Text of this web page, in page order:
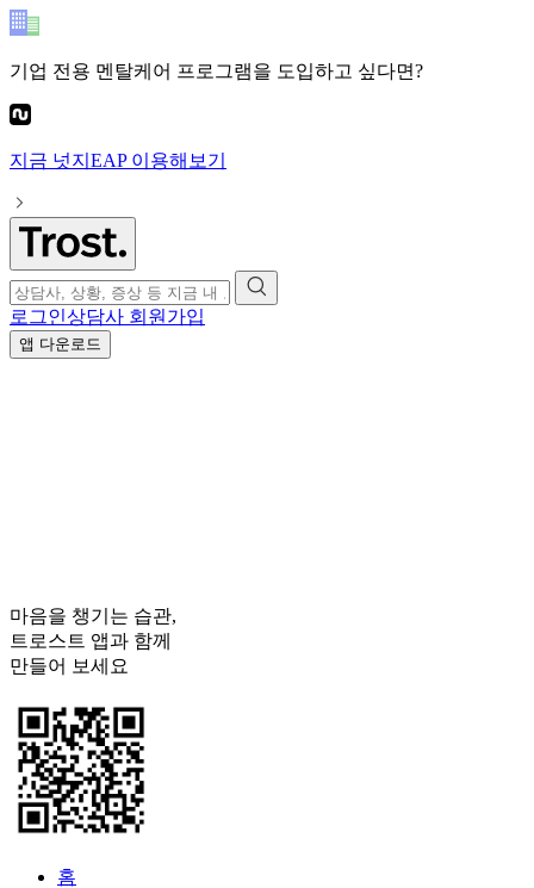
기업 전용 멘탈케어 프로그램을 도입하고 싶다면?
지금 넛지EAP이용해보기
로그인상담사 회원가입
앱 다운로드
마음을 챙기는 습관,
트로스트 앱과 함께
만들어 보세요
홈